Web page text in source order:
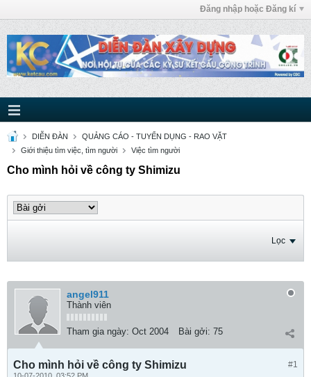
Đăng nhập hoặc Đăng kí
DIỄN ĐÀN
QUẢNG CÁO - TUYỂN DỤNG - RAO VẶT
Giới thiệu tìm việc, tìm người
Việc tìm người
Cho mình hỏi về công ty Shimizu
Lọc
angel911
Thành viên
Tham gia ngày: Oct 2004 Bài gởi: 75
#1
Cho mình hỏi về công ty Shimizu